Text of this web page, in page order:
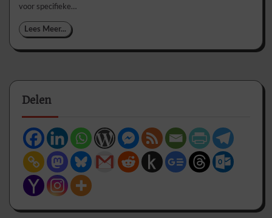
voor specifieke…
Lees Meer...
Delen